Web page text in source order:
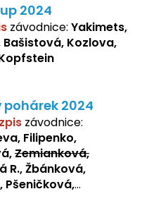
2024
závodnice: Yakimets,
Bašistová, Kozlova,
pohárek 2024
závodnice:
Filipenko,
Zemianková,
R., Žbánková,
Pšeničková,